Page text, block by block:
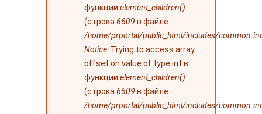
функции element_children()
(строка 6609 в файле
/home/prportal/public_html/includes/
Notice: Trying to access array
offset on value of type int в
функции element_children()
(строка 6609 в файле
/home/prportal/public_html/includes/